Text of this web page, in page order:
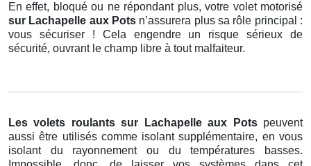
En effet, bloqué ou ne répondant plus, votre volet motorisé
sur Lachapelle aux Pots n’assurera plus sa rôle principal :
vous sécuriser ! Cela engendre un risque sérieux de
sécurité, ouvrant le champ libre à tout malfaiteur.
Les volets roulants sur Lachapelle aux Pots peuvent
aussi être utilisés comme isolant supplémentaire, en vous
isolant du rayonnement ou du températures basses.